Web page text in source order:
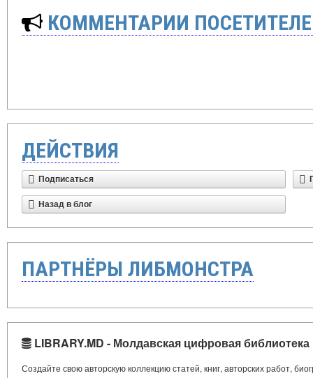
КОММЕНТАРИИ
ДЕЙСТВИЯ
Подписаться
Назад в блог
ПАРТНЁРЫ ЛИБМОНСТРА
LIBRARY.MD - Молдавская цифровая библиотека
Создайте свою авторскую коллекцию статей, книг, авторских работ,